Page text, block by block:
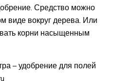
Средство можно
виде вокруг дерева. Или
корни насыщенным
– удобрение для полей